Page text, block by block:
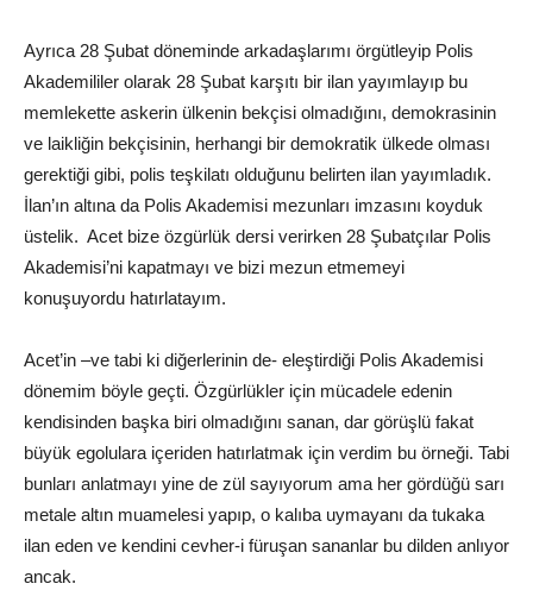
Ayrıca 28 Şubat döneminde arkadaşlarımı örgütleyip Polis
Akademililer olarak 28 Şubat karşıtı bir ilan yayımlayıp bu
memlekette askerin ülkenin bekçisi olmadığını, demokrasinin
ve laikliğin bekçisinin, herhangi bir demokratik ülkede olması
gerektiği gibi, polis teşkilatı olduğunu belirten ilan yayımladık.
İlan’ın altına da Polis Akademisi mezunları imzasını koyduk
üstelik. Acet bize özgürlük dersi verirken 28 Şubatçılar Polis
Akademisi’ni kapatmayı ve bizi mezun etmemeyi
konuşuyordu hatırlatayım.
Acet’in –ve tabi ki diğerlerinin de- eleştirdiği Polis Akademisi
dönemim böyle geçti. Özgürlükler için mücadele edenin
kendisinden başka biri olmadığını sanan, dar görüşlü fakat
büyük egolulara içeriden hatırlatmak için verdim bu örneği. Tabi
bunları anlatmayı yine de zül sayıyorum ama her gördüğü sarı
metale altın muamelesi yapıp, o kalıba uymayanı da tukaka
ilan eden ve kendini cevher-i füruşan sananlar bu dilden anlıyor
ancak.